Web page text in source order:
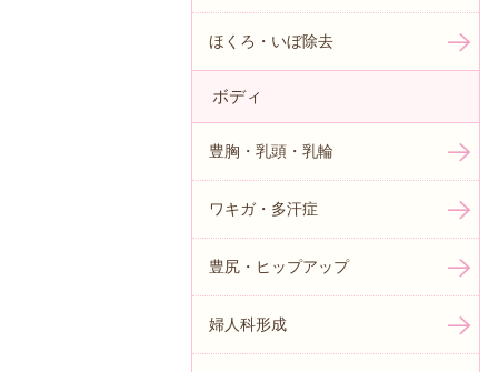
ほくろ・いぼ除去
ボディ
豊胸・乳頭・乳輪
ワキガ・多汗症
豊尻・ヒップアップ
婦人科形成